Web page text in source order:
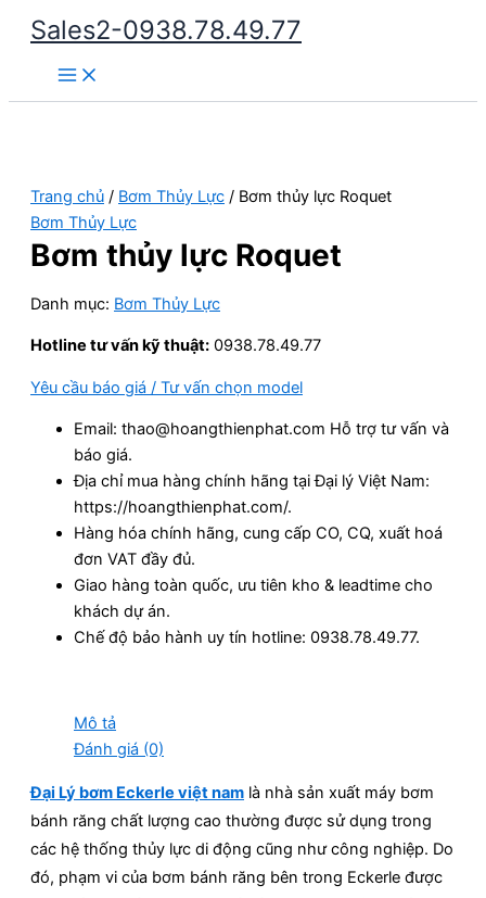
Nhảy
dung
Sales2-0938.78.49.77
Main
Menu
Trang chủ / Bơm Thủy Lực / Bơm thủy lực Roquet
Bơm Thủy Lực
Bơm thủy lực Roquet
Danh mục: Bơm Thủy Lực
Hotline tư vấn kỹ thuật: 0938.78.49.77
Yêu cầu báo giá / Tư vấn chọn model
Email: thao@hoangthienphat.com Hỗ trợ tư vấn và
báo giá.
Địa chỉ mua hàng chính hãng tại Đại lý Việt Nam:
https://hoangthienphat.com/.
Hàng hóa chính hãng, cung cấp CO, CQ, xuất hoá
đơn VAT đầy đủ.
Giao hàng toàn quốc, ưu tiên kho & leadtime cho
khách dự án.
Chế độ bảo hành uy tín hotline: 0938.78.49.77.
Mô tả
Đánh giá (0)
Đại Lý bơm Eckerle việt nam là nhà sản xuất máy bơm
bánh răng chất lượng cao thường được sử dụng trong
các hệ thống thủy lực di động cũng như công nghiệp. Do
đó, phạm vi của bơm bánh răng bên trong Eckerle được